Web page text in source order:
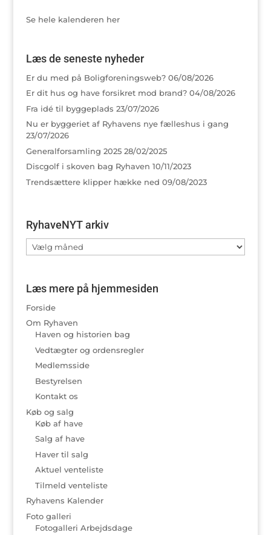
Se hele kalenderen her
Læs de seneste nyheder
Er du med på Boligforeningsweb? 06/08/2026
Er dit hus og have forsikret mod brand? 04/08/2026
Fra idé til byggeplads 23/07/2026
Nu er byggeriet af Ryhavens nye fælleshus i gang
23/07/2026
Generalforsamling 2025 28/02/2025
Discgolf i skoven bag Ryhaven 10/11/2023
Trendsættere klipper hække ned 09/08/2023
RyhaveNYT arkiv
RyhaveNYT
arkiv
Læs mere på hjemmesiden
Forside
Om Ryhaven
Haven og historien bag
Vedtægter og ordensregler
Medlemsside
Bestyrelsen
Kontakt os
Køb og salg
Køb af have
Salg af have
Haver til salg
Aktuel venteliste
Tilmeld venteliste
Ryhavens Kalender
Foto galleri
Fotogalleri Arbejdsdage